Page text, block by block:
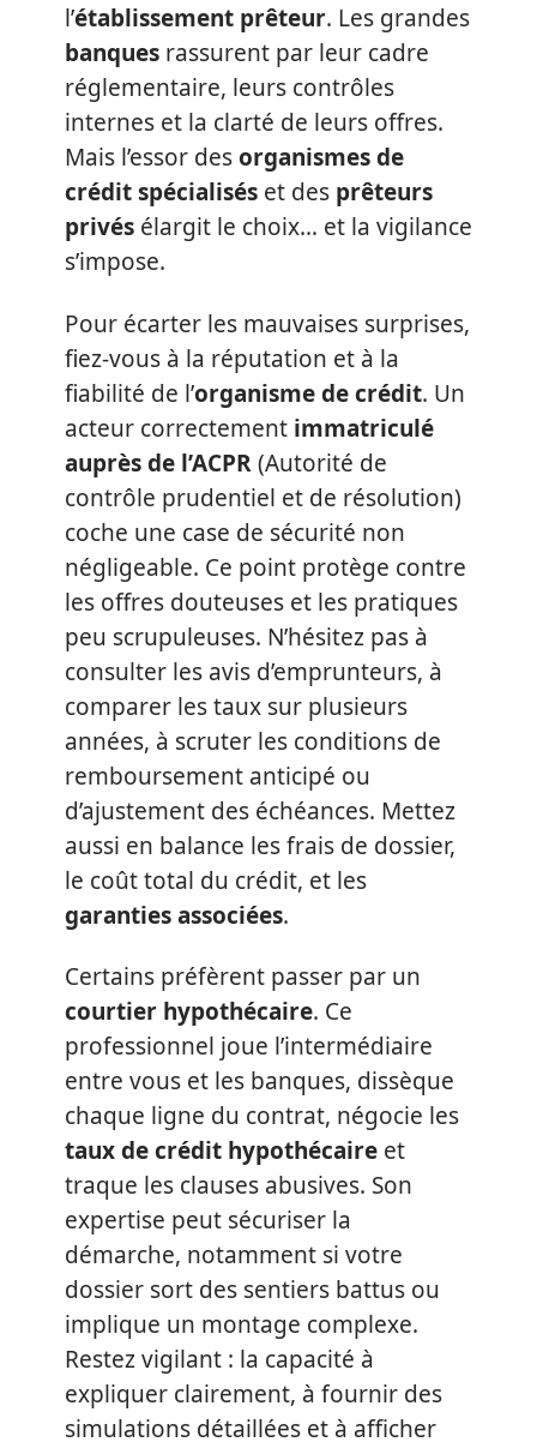
l’établissement prêteur. Les grandes
banques rassurent par leur cadre
réglementaire, leurs contrôles
internes et la clarté de leurs offres.
Mais l’essor desorganismes de
crédit spécialisés et des prêteurs
privés élargit le choix… et la vigilance
s’impose.
Pour écarter les mauvaises surprises,
fiez-vous à la réputation et à la
fiabilité de l’organisme de crédit. Un
acteur correctement immatriculé
auprès de l’ACPR(Autorité de
contrôle prudentiel et de résolution)
coche une case de sécurité non
négligeable. Ce point protège contre
les offres douteuses et les pratiques
peu scrupuleuses. N’hésitez pas à
consulter les avis d’emprunteurs, à
comparer les taux sur plusieurs
années, à scruter les conditions de
remboursement anticipé ou
d’ajustement des échéances. Mettez
aussi en balance les frais de dossier,
le coût total du crédit, et les
garanties associées.
Certains préfèrent passer par un
courtier hypothécaire. Ce
professionnel joue l’intermédiaire
entre vous et les banques, dissèque
chaque ligne du contrat, négocie les
taux de crédit hypothécaire et
traque les clauses abusives. Son
expertise peut sécuriser la
démarche, notamment si votre
dossier sort des sentiers battus ou
implique un montage complexe.
Restez vigilant : la capacité à
expliquer clairement, à fournir des
simulations détaillées et à afficher